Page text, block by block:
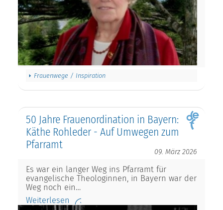
Frauenwege / Inspiration
50 Jahre Frauenordination in Bayern:
Käthe Rohleder - Auf Umwegen zum
Pfarramt
09. März 2026
Es war ein langer Weg ins Pfarramt für
evangelische Theologinnen, in Bayern war der
Weg noch ein…
Weiterlesen